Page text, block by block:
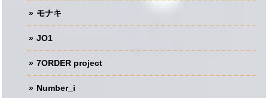
モナキ
JO1
7ORDER project
Number_i